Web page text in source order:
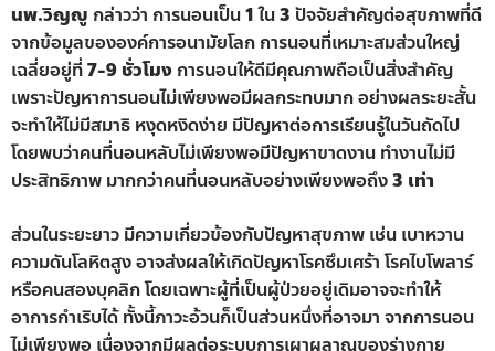
นพ.วิญญู กล่าวว่า การนอนเป็น1ใน3 ปัจจัยสำคัญต่อสุขภาพที่ดี
จากข้อมูลขององค์การอนามัยโลก การนอนที่เหมาะสมส่วนใหญ่
เฉลี่ยอยู่ที่7-9 ชั่วโมงการนอนให้ดีมีคุณภาพถือเป็นสิ่งสำคัญ
เพราะปัญหาการนอนไม่เพียงพอมีผลกระทบมาก อย่างผลระยะสั้น
จะทำให้ไม่มีสมาธิ หงุดหงิดง่าย มีปัญหาต่อการเรียนรู้ในวันถัดไป
โดยพบว่าคนที่นอนหลับไม่เพียงพอมีปัญหาขาดงาน ทำงานไม่มี
ประสิทธิภาพ มากกว่าคนที่นอนหลับอย่างเพียงพอถึง3 เท่า
ส่วนในระยะยาว มีความเกี่ยวข้องกับปัญหาสุขภาพ เช่น เบาหวาน
ความดันโลหิตสูง อาจส่งผลให้เกิดปัญหาโรคซึมเศร้า โรคไบโพลาร์
หรือคนสองบุคลิก โดยเฉพาะผู้ที่เป็นผู้ป่วยอยู่เดิมอาจจะทำให้
อาการกำเริบได้ ทั้งนี้ภาวะอ้วนก็เป็นส่วนหนึ่งที่อาจมา จากการนอน
ไม่เพียงพอ เนื่องจากมีผลต่อระบบการเผาผลาญของร่างกาย